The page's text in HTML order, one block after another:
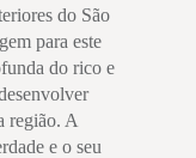
do São
para este
do rico e
região. A
e o seu